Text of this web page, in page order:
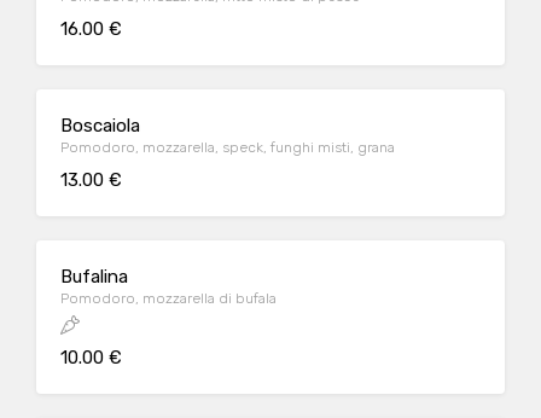
16.00 €
Boscaiola
Pomodoro, mozzarella, speck, funghi misti, grana
13.00 €
Bufalina
Pomodoro, mozzarella di bufala
10.00 €